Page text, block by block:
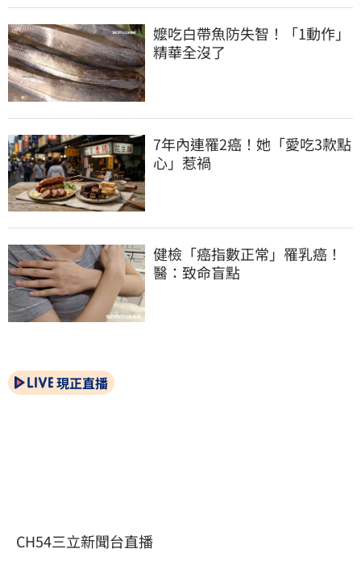
嬤吃白帶魚防失智！「1動作」
精華全沒了
7年內連罹2癌！她「愛吃3款點
心」惹禍
健檢「癌指數正常」罹乳癌！
醫：致命盲點
現正直播
CH54三立新聞台直播